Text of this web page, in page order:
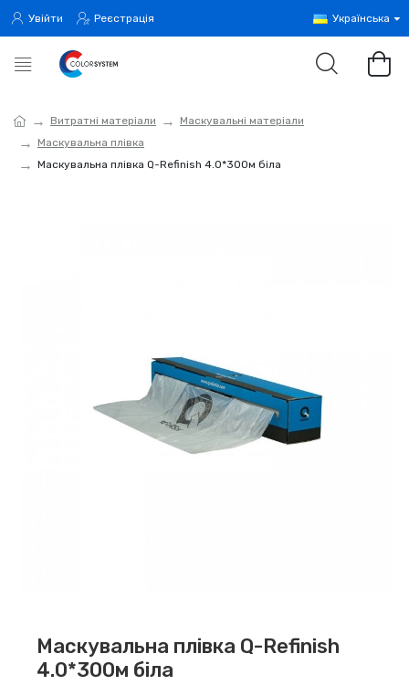
Увійти Реєстрація Українська
Витратні матеріали
Маскувальні матеріали
Маскувальна плівка
Маскувальна плівка Q-Refinish 4.0*300м біла
Маскувальна плівка Q-Refinish
4.0*300м біла